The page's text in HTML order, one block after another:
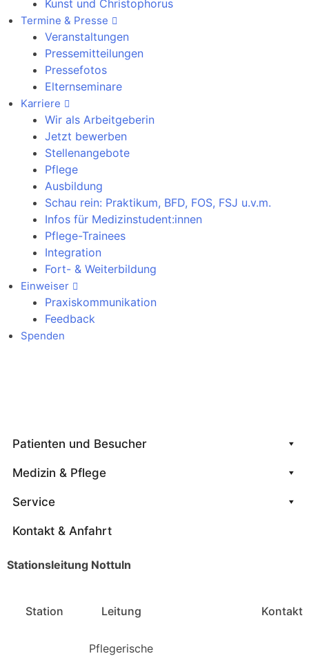
Kunst und Christophorus
Termine & Presse
Veranstaltungen
Pressemitteilungen
Pressefotos
Elternseminare
Karriere
Wir als Arbeitgeberin
Jetzt bewerben
Stellenangebote
Pflege
Ausbildung
Schau rein: Praktikum, BFD, FOS, FSJ u.v.m.
Infos für Medizinstudent:innen
Pflege-Trainees
Integration
Fort- & Weiterbildung
Einweiser
Praxiskommunikation
Feedback
Spenden
Patienten und Besucher
Medizin & Pflege
Service
Kontakt & Anfahrt
Stationsleitung Nottuln
Station Leitung Kontakt
Pflegerische